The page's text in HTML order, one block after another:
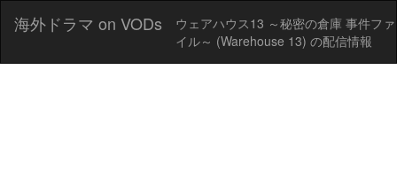
海外ドラマ on VODs
ウェアハウス13 ～秘密の倉庫 事件ファ
イル～ (Warehouse 13) の配信情報